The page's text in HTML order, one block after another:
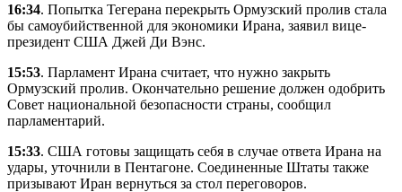
16:34. Попытка Тегерана перекрыть Ормузский пролив стала
бы самоубийственной для экономики Ирана, заявил вице-
президент США Джей Ди Вэнс.
15:53. Парламент Ирана считает, что нужно закрыть
Ормузский пролив. Окончательно решение должен одобрить
Совет национальной безопасности страны, сообщил
парламентарий.
15:33. США готовы защищать себя в случае ответа Ирана на
удары, уточнили в Пентагоне. Соединенные Штаты также
призывают Иран вернуться за стол переговоров.